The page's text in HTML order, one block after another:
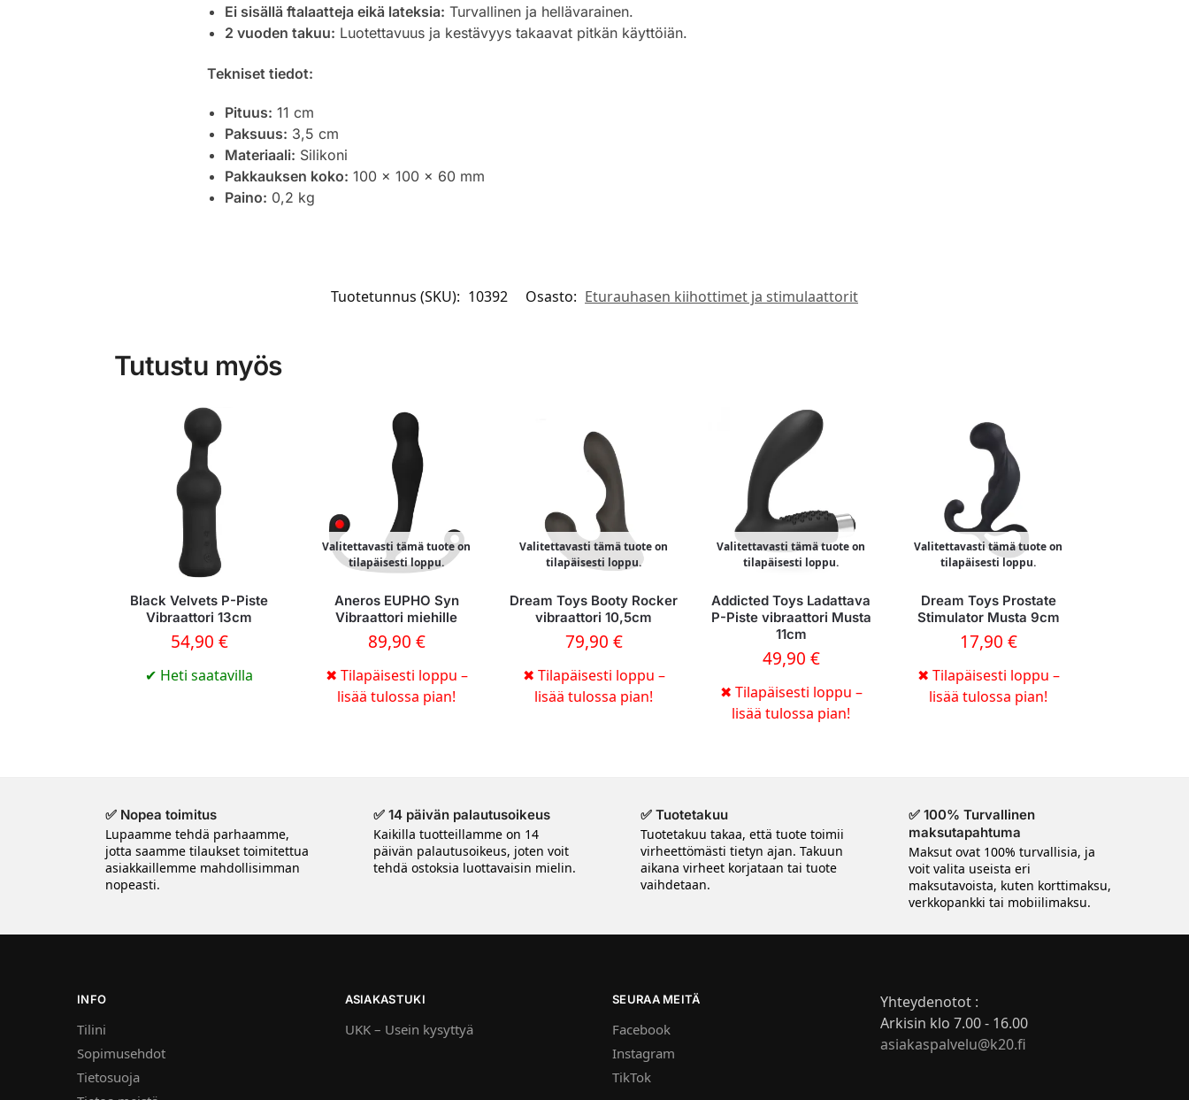
Ei sisällä ftalaatteja eikä lateksia: Turvallinen ja hellävarainen.
2 vuoden takuu: Luotettavuus ja kestävyys takaavat pitkän käyttöiän.
Tekniset tiedot:
Pituus: 11 cm
Paksuus: 3,5 cm
Materiaali: Silikoni
Pakkauksen koko: 100 x 100 x 60 mm
Paino: 0,2 kg
Tuotetunnus (SKU): 10392 Osasto: Eturauhasen kiihottimet ja stimulaattorit
Tutustu myös
Black Velvets P-Piste
Vibraattori 13cm
54,90 €
✔ Heti saatavilla
Valitettavasti tämä tuote on
tilapäisesti loppu.
Aneros EUPHO Syn
Vibraattori miehille
89,90 €
✖ Tilapäisesti loppu –
lisää tulossa pian!
Valitettavasti tämä tuote on
tilapäisesti loppu.
Dream Toys Booty Rocker
vibraattori 10,5cm
79,90 €
✖ Tilapäisesti loppu –
lisää tulossa pian!
Valitettavasti tämä tuote on
tilapäisesti loppu.
Addicted Toys Ladattava
P-Piste vibraattori Musta
11cm
49,90 €
✖ Tilapäisesti loppu –
lisää tulossa pian!
Valitettavasti tämä tuote on
tilapäisesti loppu.
Dream Toys Prostate
Stimulator Musta 9cm
17,90 €
✖ Tilapäisesti loppu –
lisää tulossa pian!
✅ Nopea toimitus
Lupaamme tehdä parhaamme,
jotta saamme tilaukset toimitettua
asiakkaillemme mahdollisimman
nopeasti.
✅ 14 päivän palautusoikeus
Kaikilla tuotteillamme on 14
päivän palautusoikeus, joten voit
tehdä ostoksia luottavaisin mielin.
✅ Tuotetakuu
Tuotetakuu takaa, että tuote toimii
virheettömästi tietyn ajan. Takuun
aikana virheet korjataan tai tuote
vaihdetaan.
✅ 100% Turvallinen
maksutapahtuma
Maksut ovat 100% turvallisia, ja
voit valita useista eri
maksutavoista, kuten korttimaksu,
verkkopankki tai mobiilimaksu.
INFO
Tilini
Sopimusehdot
Tietosuoja
ASIAKASTUKI
UKK – Usein kysyttyä
SEURAA MEITÄ
Facebook
Instagram
TikTok
Yhteydenotot :
Arkisin klo 7.00 - 16.00
asiakaspalvelu@k20.fi